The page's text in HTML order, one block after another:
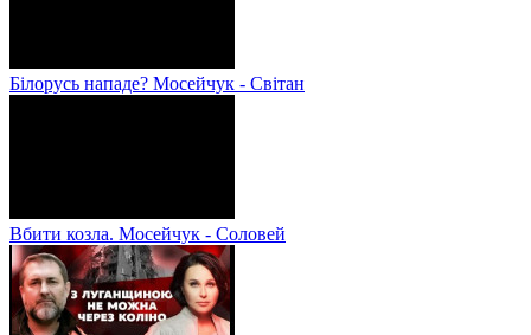
Білорусь нападе? Мосейчук - Світан
Вбити козла. Мосейчук - Соловей